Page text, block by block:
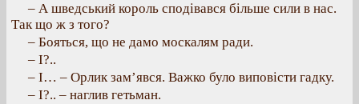
– А шведський король сподівався більше сили в нас.
Так що ж з того?
– Бояться, що не дамо москалям ради.
– І?..
– І… – Орлик зам’явся. Важко було виповісти гадку.
– І?.. – наглив гетьман.